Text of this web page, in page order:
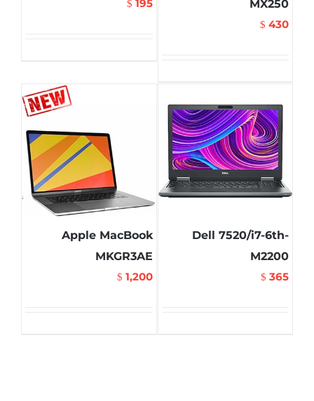
MX250
$ 430
$ 195
Dell 7520/i7-6th-
M2200
$ 365
Apple MacBook
MKGR3AE
$ 1,200